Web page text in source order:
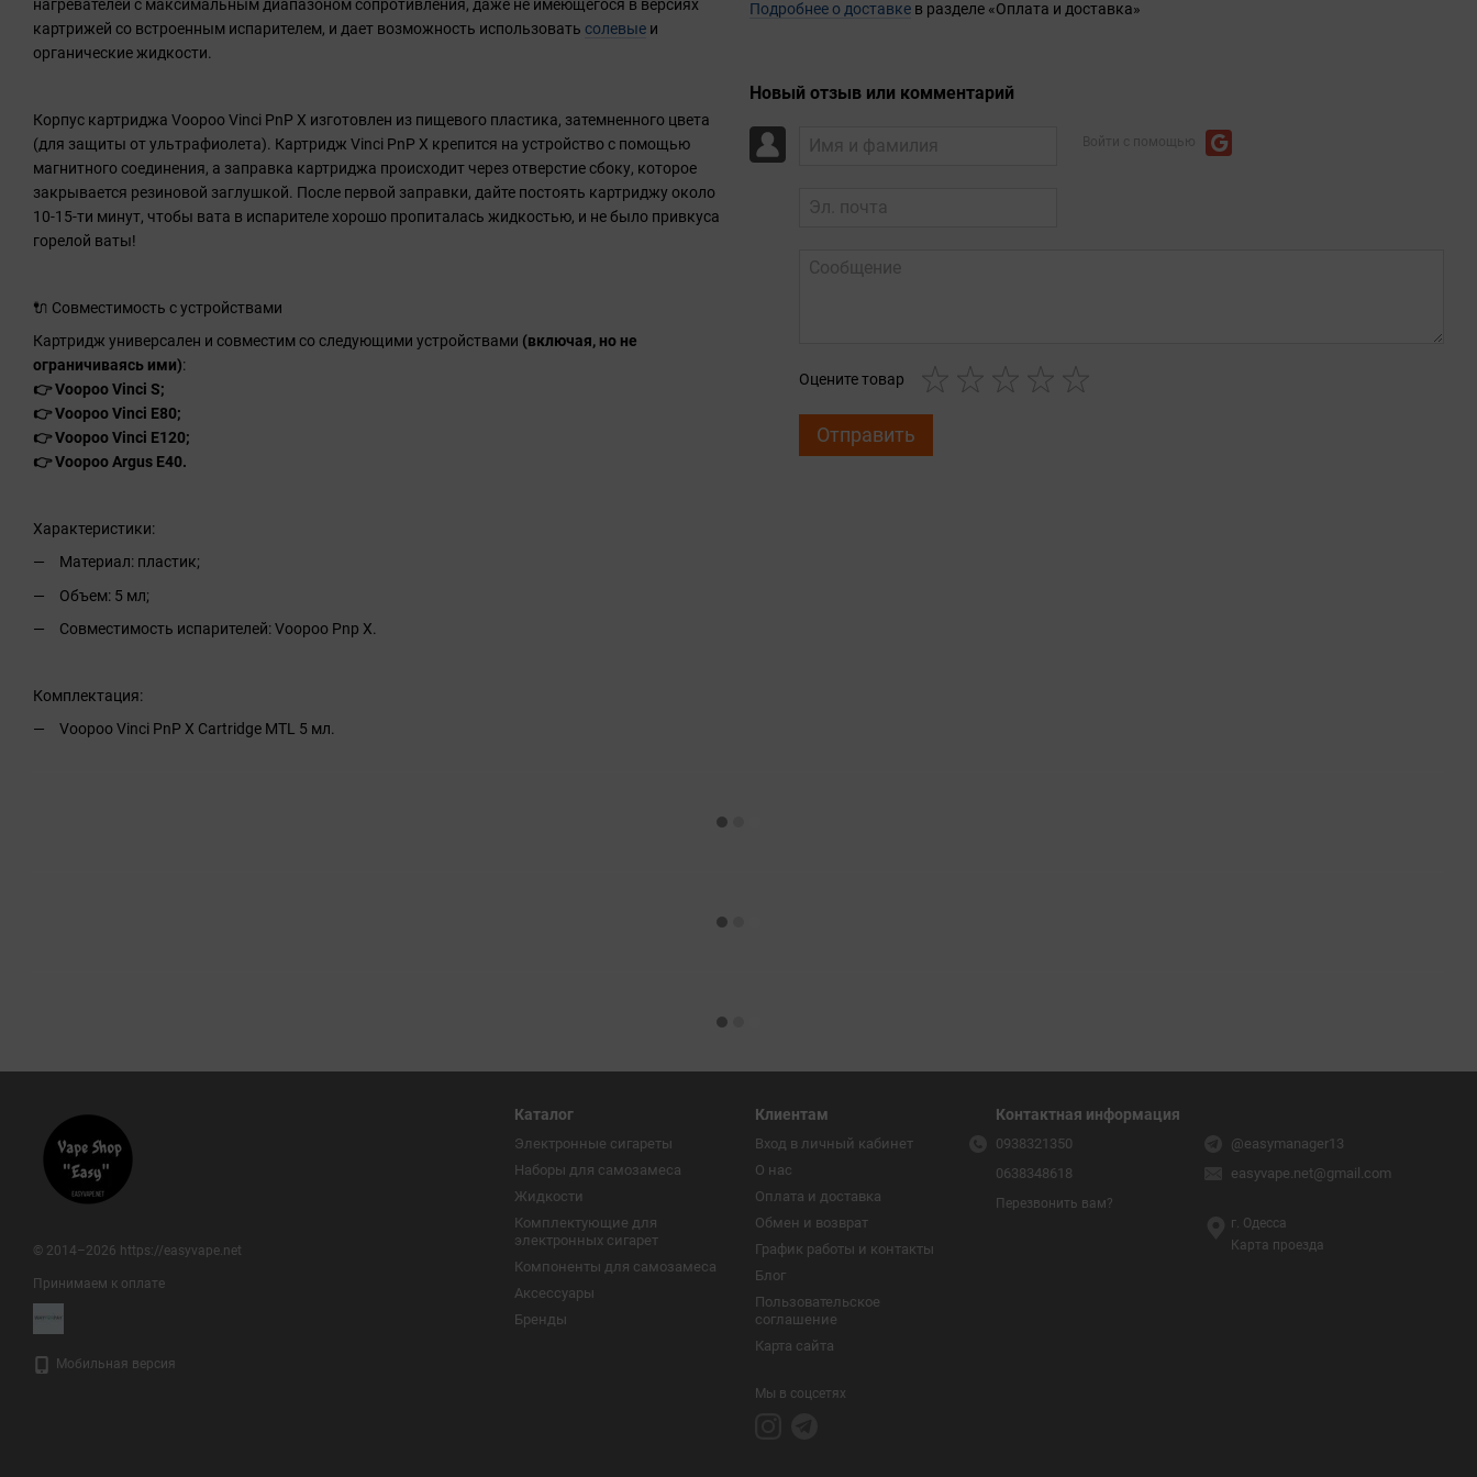
нагревателей с максимальным диапазоном сопротивления, даже не имеющегося в версиях
картрижей со встроенным испарителем, и дает возможность использовать солевые и
органические жидкости.
Корпус картриджа Voopoo Vinci PnP X изготовлен из пищевого пластика, затемненного цвета
(для защиты от ультрафиолета). Картридж Vinci PnP X крепится на устройство с помощью
магнитного соединения, а заправка картриджа происходит через отверстие сбоку, которое
закрывается резиновой заглушкой. После первой заправки, дайте постоять картриджу около
10-15-ти минут, чтобы вата в испарителе хорошо пропиталась жидкостью, и не было привкуса
горелой ваты!
🔌 Совместимость с устройствами
Картридж универсален и совместим со следующими устройствами (включая, но не
ограничиваясь ими):
👉 Voopoo Vinci S;
👉 Voopoo Vinci E80;
👉 Voopoo Vinci E120;
👉 Voopoo Argus E40.
Характеристики:
Материал: пластик;
Объем: 5 мл;
Совместимость испарителей: Voopoo Pnp X.
Комплектация:
Voopoo Vinci PnP X Cartridge MTL 5 мл.
Подробнее о доставке в разделе «Оплата и доставка»
Новый отзыв или комментарий
Оцените товар
Отправить
© 2014–2026 https://easyvape.net
Принимаем к оплате
Мобильная версия
Каталог
Электронные сигареты
Наборы для самозамеса
Жидкости
Комплектующие для
электронных сигарет
Компоненты для самозамеса
Аксессуары
Бренды
Клиентам
Вход в личный кабинет
О нас
Оплата и доставка
Обмен и возврат
График работы и контакты
Блог
Пользовательское
соглашение
Карта сайта
Мы в соцсетях
Контактная информация
0938321350
0638348618
Перезвонить вам?
@easymanager13
easyvape.net@gmail.com
г. Одесса
Карта проезда